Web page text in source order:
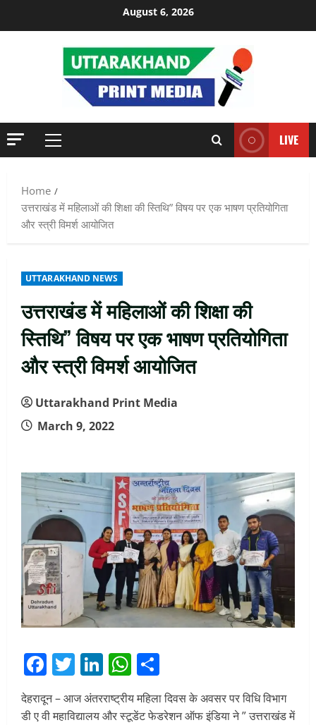
August 6, 2026
Primary
LIVE
Home
उत्तराखंड में महिलाओं की शिक्षा की स्तिथि” विषय पर एक भाषण प्रतियोगिता
और स्त्री विमर्श आयोजित
UTTARAKHAND NEWS
उत्तराखंड में महिलाओं की शिक्षा की
स्तिथि” विषय पर एक भाषण प्रतियोगिता
और स्त्री विमर्श आयोजित
Uttarakhand Print Media
March 9, 2022
Facebook
Twitter
LinkedIn
WhatsApp
देहरादून – आज अंतरराष्ट्रीय महिला दिवस के अवसर पर विधि विभाग
डी ए वी महाविद्यालय और स्टूडेंट फेडरेशन ऑफ इंडिया ने ” उत्तराखंड में